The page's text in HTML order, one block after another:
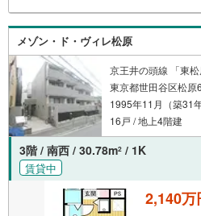
メゾン・ド・ヴィレ松原
京王井の頭線 「東
東京都世田谷区松原
1995年11月（築31年
16戸 / 地上4階建
3階 / 南西 / 30.78m2 / 1K
賃貸中
2,140万